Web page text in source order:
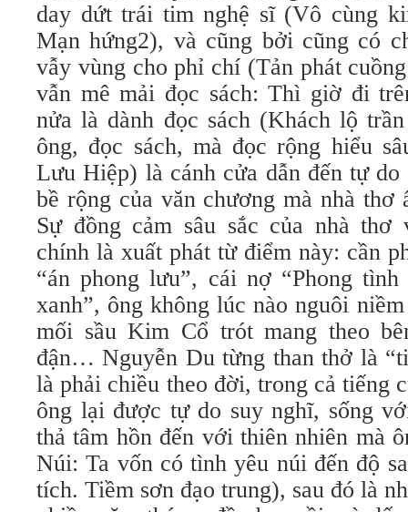
day dứt trái tim nghệ sĩ (Vô cùng
Mạn hứng2), và cũng bởi cũng có
vẫy vùng cho phỉ chí (Tản phát
vẫn mê mải đọc sách: Thì giờ đi
nửa là dành đọc sách (Khách lộ
ông, đọc sách, mà đọc rộng hiểu
Lưu Hiệp) là cánh cửa dẫn đến tự
bề rộng của văn chương mà nhà thơ
Sự đồng cảm sâu sắc của nhà thơ
chính là xuất phát từ điểm này: cần
“án phong lưu”, cái nợ “Phong
xanh”, ông không lúc nào nguôi
mối sầu Kim Cổ trót mang theo
đận… Nguyễn Du từng than thở là
là phải chiều theo đời, trong cả tiếng
ông lại được tự do suy nghĩ, sống
thả tâm hồn đến với thiên nhiên mà
Núi: Ta vốn có tình yêu núi đến độ
tích. Tiềm sơn đạo trung), sau đó là